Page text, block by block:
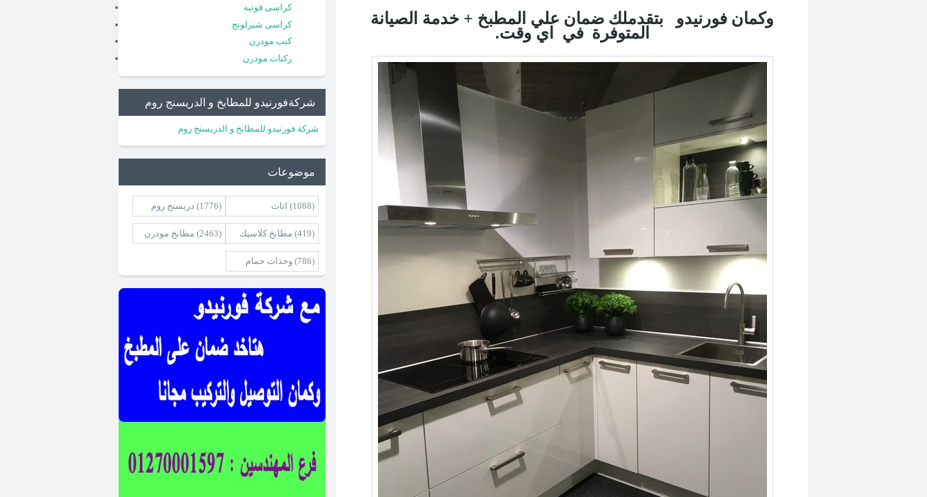
وكمان فورنيدو
بتقدملك ضمان علي المطبخ + خدمة الصيانة
المتوفرة في اي وقت.
كراسى فوتيه
كراسى شيزلونج
كنب مودرن
ركنات مودرن
شركةفورنيدو للمطابخ و الدريسنج روم
شركة فورنيدو للمطابخ و الدريسنج روم
موضوعات
اثاث (1088) دريسنج روم (1776)
مطابخ كلاسيك (419) مطابخ مودرن (2463)
وحدات حمام (786)